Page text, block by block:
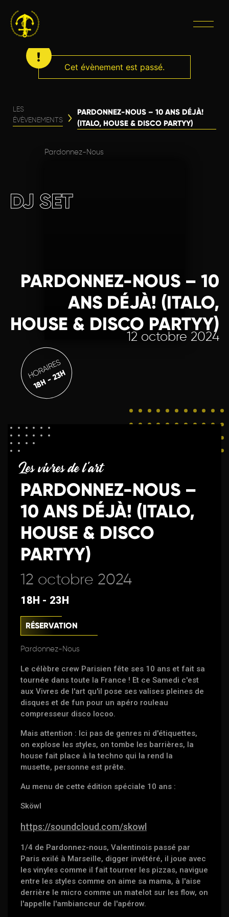
Cet évènement est passé.
LES
ÉVÈVENEMENTS
PARDONNEZ-NOUS – 10 ANS DÉJÀ!
(ITALO, HOUSE & DISCO PARTYY)
Pardonnez-Nous
PARDONNEZ-NOUS – 10
ANS DÉJÀ! (ITALO,
HOUSE & DISCO PARTYY)
12 octobre 2024
DJ SET
HORAIRES
18H - 23H
Les vivres de l'art
PARDONNEZ-NOUS –
10 ANS DÉJÀ! (ITALO,
HOUSE & DISCO
PARTYY)
12 octobre 2024
18H - 23H
RÉSERVATION
Pardonnez-Nous
Le célèbre crew Parisien fête ses 10 ans et fait sa
tournée dans toute la France ! Et ce Samedi c'est
aux Vivres de l'art qu'il pose ses valises pleines de
disques et de fun pour un apéro rouleau
compresseur disco locoo.
Mais attention : Ici pas de genres ni d'étiquettes,
on explose les styles, on tombe les barrières, la
house fait place à la techno qui la rend la
musette, personne est prête.
Au menu de cette édition spéciale 10 ans :
Sköwl
https://soundcloud.com/skowl
1/4 de Pardonnez-nous, Valentinois passé par
Paris exilé à Marseille, digger invétéré, il joue avec
les vinyles comme il fait tourner les pizzas, navigue
entre les styles comme on aime sa mama, à l'aise
derrière le micro comme un matelot sur les flow, on
l'appelle l'ambianceur de l'apérow.